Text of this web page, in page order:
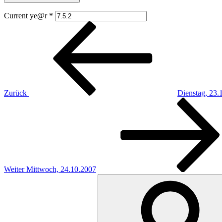
Current ye@r *
Beitragsnavigation
Zurück
Dienstag,
Weiter Mittwoch, 24.10.2007